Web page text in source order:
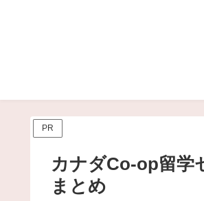
PR
カナダCo-op留学
まとめ